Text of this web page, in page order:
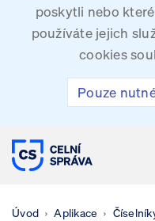
poskytli nebo
používáte jejich
cookies
Pouze
CELNÍ
Úvod Aplikace